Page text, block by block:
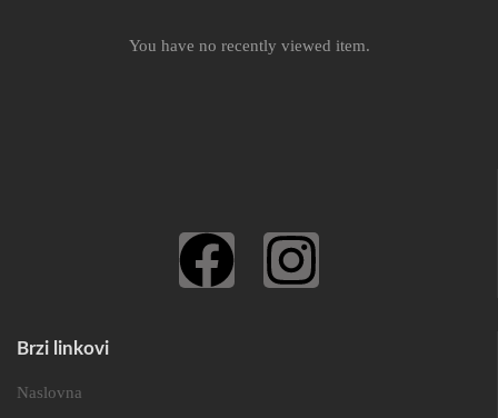
You have no recently viewed item.
Brzi linkovi
Naslovna